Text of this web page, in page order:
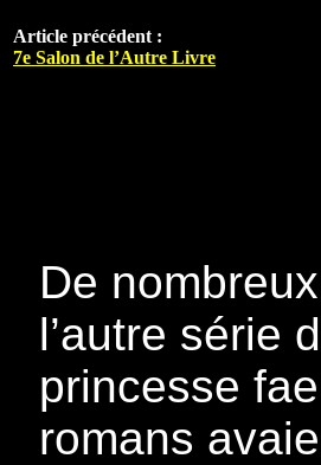
Article précédent :
7e Salon de l’Autre Livre
De
l’autre série
princesse
romans